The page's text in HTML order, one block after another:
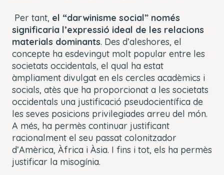
Per tant, el “darwinisme social” només
significaria l’expressió ideal de les relacions
materials dominants. Des d’aleshores, el
concepte ha esdevingut molt popular entre les
societats occidentals, el qual ha estat
àmpliament divulgat en els cercles acadèmics i
socials, atès que ha proporcionat a les societats
occidentals una justificació pseudocientífica de
les seves posicions privilegiades arreu del món.
A més, ha permès continuar justificant
racionalment el seu passat colonitzador
d’Amèrica, Àfrica i Àsia. I fins i tot, els ha permès
justificar la misogínia.